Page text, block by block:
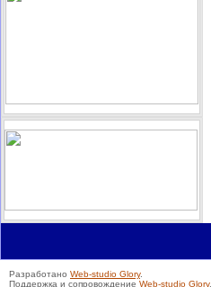
Разработано Web-studio Glory.
Поддержка и сопровождение Web-studio Glory.